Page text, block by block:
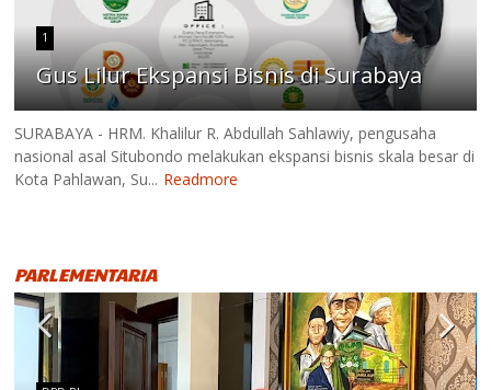
1
Gus Lilur Ekspansi Bisnis di Surabaya
SURABAYA - HRM. Khalilur R. Abdullah Sahlawiy, pengusaha
nasional asal Situbondo melakukan ekspansi bisnis skala besar di
Kota Pahlawan, Su... Readmore
PARLEMENTARIA